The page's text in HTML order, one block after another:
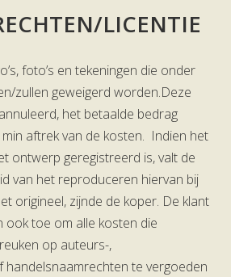
LICENTIE
foto’s en tekeningen die onder
zullen geweigerd worden.Deze
het betaalde bedrag
aftrek van de kosten. Indien het
ontwerp geregistreerd is, valt de
van het reproduceren hiervan bij
origineel, zijnde de koper. De klant
ook toe om alle kosten die
op auteurs-,
handelsnaamrechten te vergoeden